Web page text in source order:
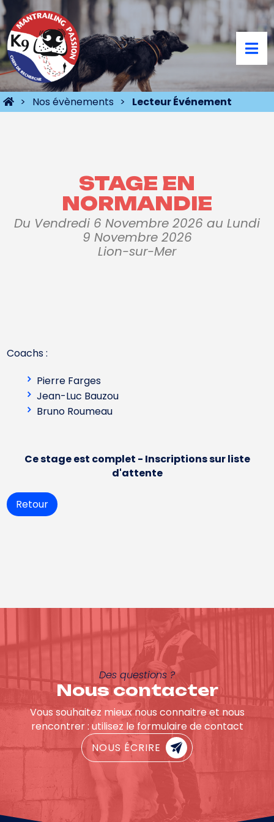
Nos évènements Lecteur Événement
STAGE EN
NORMANDIE
Du Vendredi 6 Novembre 2026 au Lundi
9 Novembre 2026
Lion-sur-Mer
Coachs :
Pierre Farges
Jean-Luc Bauzou
Bruno Roumeau
Ce stage est complet - Inscriptions sur liste
d'attente
Retour
Des questions ?
Nous contacter
Vous souhaitez mieux nous connaitre et nous
rencontrer : utilisez le formulaire de contact
NOUS ÉCRIRE